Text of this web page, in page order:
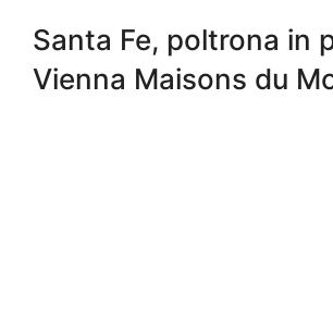
Santa Fe, poltrona in
Vienna Maisons du